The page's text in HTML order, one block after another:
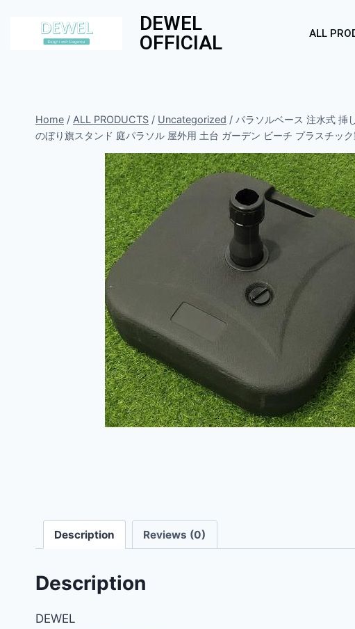
DEWEL
OFFICIAL
ALL
Home / ALL PRODUCTS / Uncategorized / パラソルベース 注水式 挿
のぼり旗スタンド 庭パラソル 屋外用 土台 ガーデン ビーチ プラスチッ
Description Reviews (0)
Description
DEWEL